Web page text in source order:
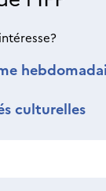
culturelles